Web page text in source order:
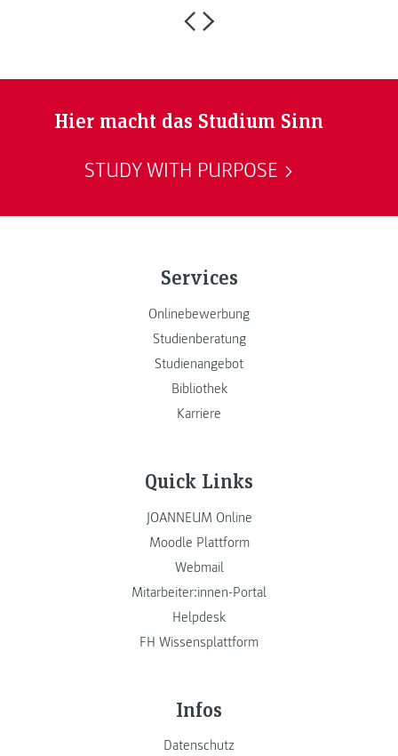
Hier macht das Studium Sinn
STUDY WITH PURPOSE
Services
Onlinebewerbung
Studienberatung
Studienangebot
Bibliothek
Karriere
Quick Links
JOANNEUM Online
Moodle Plattform
Webmail
Mitarbeiter:innen-Portal
Helpdesk
FH Wissensplattform
Infos
Datenschutz